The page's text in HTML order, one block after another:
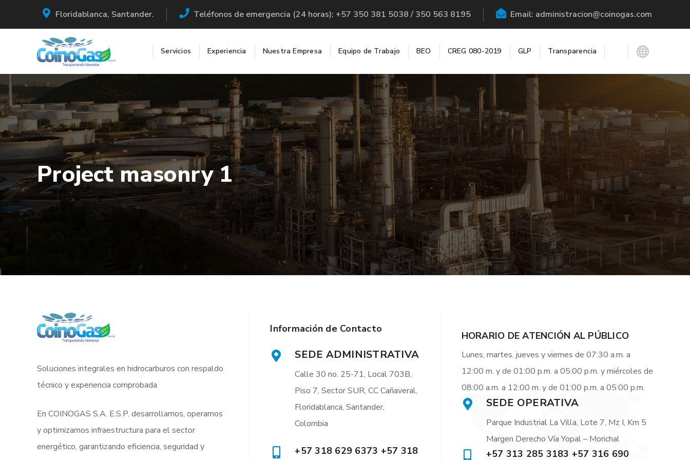
Floridablanca, Santander. Teléfonos de emergencia (24 horas): +57 350 381 5038 / 350 563 8195 Email: administracion@coinogas.com
Servicios Experiencia Nuestra Empresa Equipo de Trabajo BEO CREG 080-2019 GLP Transparencia
Project masonry 1
Soluciones integrales en hidrocarburos con respaldo
técnico y experiencia comprobada
En COINOGAS S.A. E.S.P. desarrollamos, operamos
y optimizamos infraestructura para el sector
energético, garantizando eficiencia, seguridad y
Información de Contacto
SEDE ADMINISTRATIVA
Calle 30 no. 25-71, Local 703B,
Piso 7, Sector SUR, CC Cañaveral,
Floridablanca, Santander,
Colombia
+57 318 629 6373 +57 318
HORARIO DE ATENCIÓN AL PÚBLICO
Lunes, martes, jueves y viernes de 07:30 a.m. a
12:00 m. y de 01:00 p.m. a 05:00 p.m. y miércoles de
08:00 a.m. a 12:00 m. y de 01:00 p.m. a 05:00 p.m.
SEDE OPERATIVA
Parque Industrial La Villa, Lote 7, Mz I, Km 5
Margen Derecho Vía Yopal – Morichal
+57 313 285 3183 +57 316 690